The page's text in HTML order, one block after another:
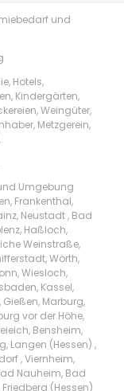
und
Hotels,
Kindergärten,
Weingüter,
Metzgerein,
Umgebung
Frankenthal,
Neustadt , Bad
Haßloch,
Weinstraße,
Wörth,
Wiesloch,
Kassel,
Marburg,
vor der Höhe,
Bensheim,
Langen (Hessen) ,
, Viernheim,
Nauheim, Bad
(Hessen)